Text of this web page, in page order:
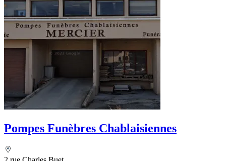
Pompes Funèbres Chablaisiennes